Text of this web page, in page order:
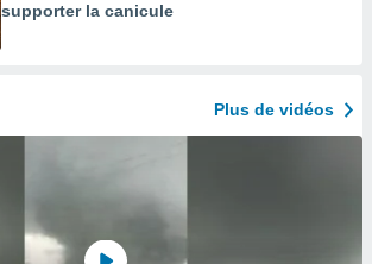
supporter la canicule
Plus de vidéos